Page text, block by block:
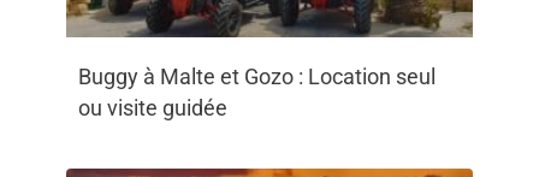
Buggy à Malte et Gozo : Location seul
ou visite guidée